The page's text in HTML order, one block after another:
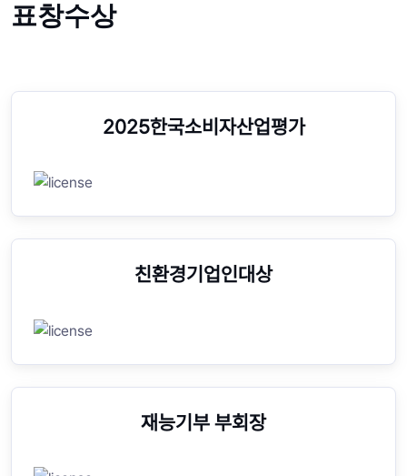
표창수상
2025한국소비자산업평가
친환경기업인대상
재능기부 부회장